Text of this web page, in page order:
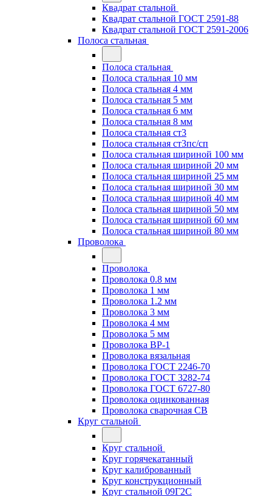
Квадрат стальной
Квадрат стальной ГОСТ 2591-88
Квадрат стальной ГОСТ 2591-2006
Полоса стальная
Полоса стальная
Полоса стальная 10 мм
Полоса стальная 4 мм
Полоса стальная 5 мм
Полоса стальная 6 мм
Полоса стальная 8 мм
Полоса стальная ст3
Полоса стальная ст3пс/сп
Полоса стальная шириной 100 мм
Полоса стальная шириной 20 мм
Полоса стальная шириной 25 мм
Полоса стальная шириной 30 мм
Полоса стальная шириной 40 мм
Полоса стальная шириной 50 мм
Полоса стальная шириной 60 мм
Полоса стальная шириной 80 мм
Проволока
Проволока
Проволока 0.8 мм
Проволока 1 мм
Проволока 1.2 мм
Проволока 3 мм
Проволока 4 мм
Проволока 5 мм
Проволока ВР-1
Проволока вязальная
Проволока ГОСТ 2246-70
Проволока ГОСТ 3282-74
Проволока ГОСТ 6727-80
Проволока оцинкованная
Проволока сварочная СВ
Круг стальной
Круг стальной
Круг горячекатанный
Круг калиброванный
Круг конструкционный
Круг стальной 09Г2С